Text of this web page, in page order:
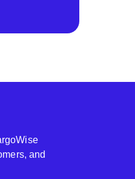
and